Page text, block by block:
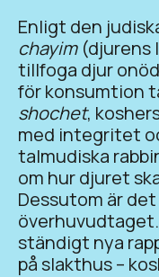
Enligt den
chayim(djurens
tillfoga djur
för konsumtion
shochet,
med integritet
talmudiska
om hur djuret
Dessutom är
ständigt nya
på slakthus –